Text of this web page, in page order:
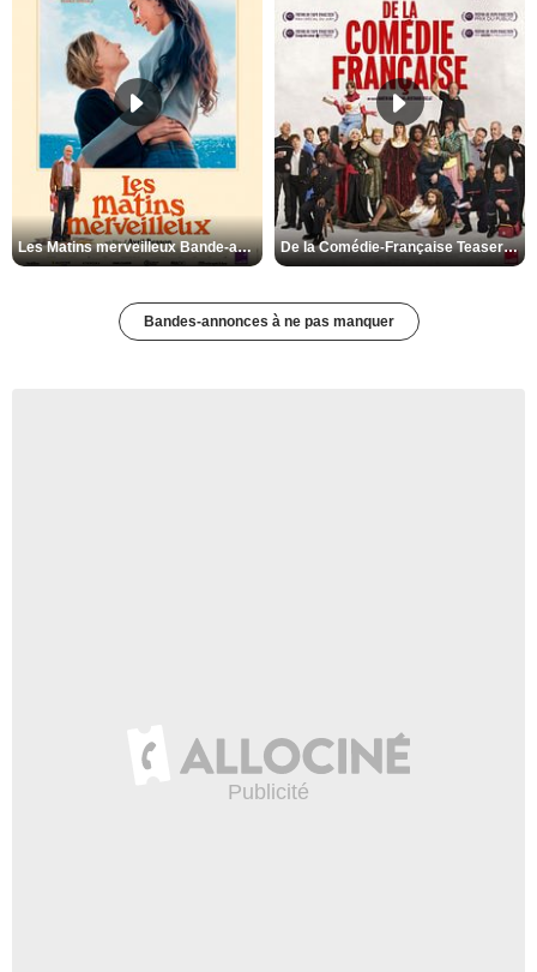
Les Matins merveilleux Bande-annonce VF De la Comédie-Française Teaser VF
Bandes-annonces à ne pas manquer